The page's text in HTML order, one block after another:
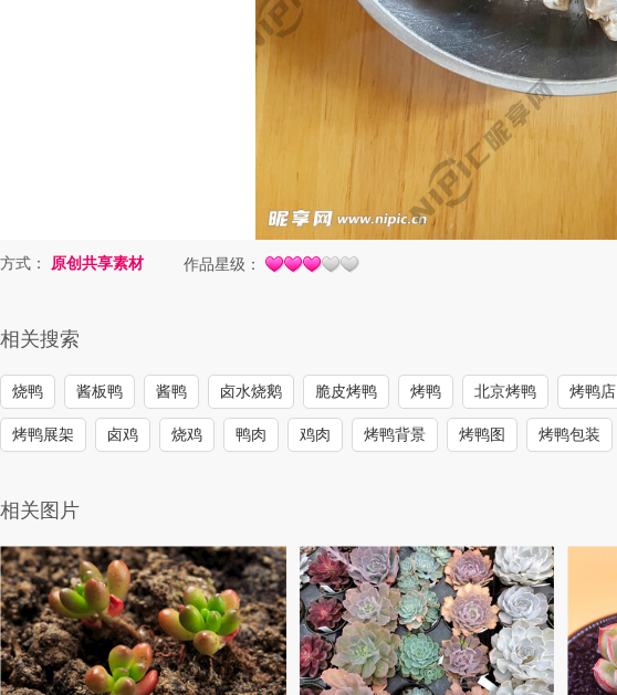
方式： 原创共享素材 作品星级：
相关搜索
烧鸭 酱板鸭 酱鸭 卤水烧鹅 脆皮烤鸭 烤鸭 北京烤鸭 烤鸭店
烤鸭展架 卤鸡 烧鸡 鸭肉 鸡肉 烤鸭背景 烤鸭图 烤鸭包装
相关图片